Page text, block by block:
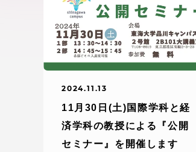
2024.11.13
11月30日(土)国際学科と経
済学科の教授による『公開
セミナー』を開催します
教育・研究組織について
グローバルネットワーク
グローバルネットワーク